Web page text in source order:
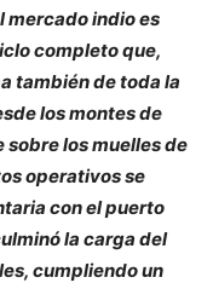
mercado indio es
completo que,
también de toda la
los montes de
los muelles de
operativos se
con el puerto
la carga del
cumpliendo un